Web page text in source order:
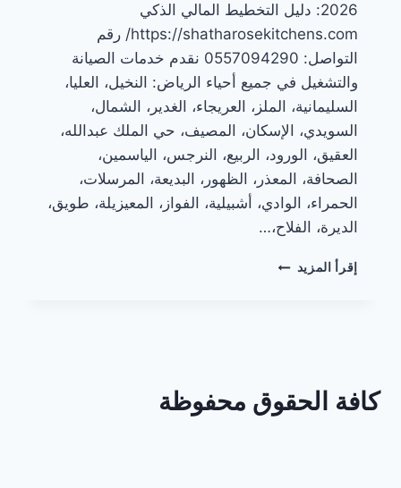
2026: دليل التخطيط المالي الذكي
https://shatharosekitchens.com/ رقم
التواصل: 0557094290 نقدم خدمات الصيانة
والتشغيل في جميع أحياء الرياض: النخيل، العليا،
السليمانية، الملز، العريجاء، الغدير، الشمال،
السويدي، الإسكان، المصيف، حي الملك عبدالله،
العقيق، الورود، الربيع، النرجس، الياسمين،
الصحافة، المعذر، الظهور، البديعة، المرسلات،
الحمراء، الوادي، أشبيلية، الفواز، المعيزيلة، طويق،
الديرة، الفلاح،…
إقرأ المزيد تكاليف
كافة الحقوق محفوظة